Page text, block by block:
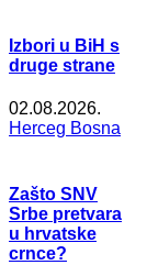
Izbori u BiH s
druge strane
02.08.2026.
Herceg Bosna
Zašto SNV
Srbe pretvara
u hrvatske
crnce?